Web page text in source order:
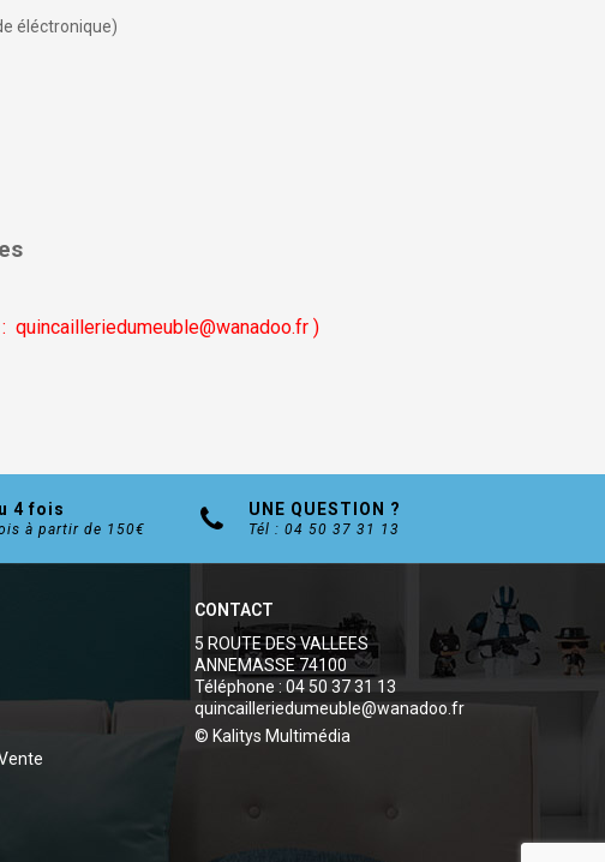
éléctronique)
quincailleriedumeuble@wanadoo.fr )
4 fois
à partir de 150€
UNE QUESTION ?
Tél : 04 50 37 31 13
CONTACT
5 ROUTE DES VALLEES
ANNEMASSE 74100
Téléphone : 04 50 37 31 13
quincailleriedumeuble@wanadoo.fr
© Kalitys Multimédia